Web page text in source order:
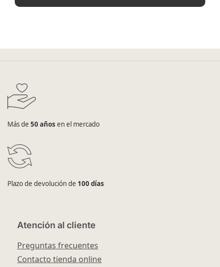
Más de 50 años en el mercado
Plazo de devolución de 100 días
Atención al cliente
Preguntas frecuentes
Contacto tienda online